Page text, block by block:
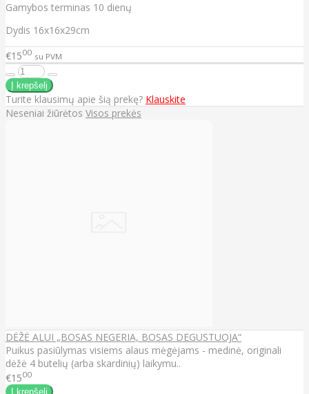
Gamybos terminas 10 dienų
Dydis 16x16x29cm
€1500 su PVM
Turite klausimų apie šią prekę? Klauskite
Neseniai žiūrėtos Visos prekės
DĖŽĖ ALUI „BOSAS NEGERIA, BOSAS DEGUSTUOJA“
Puikus pasiūlymas visiems alaus mėgėjams - medinė, originali
dėžė 4 butelių (arba skardinių) laikymu..
€1500